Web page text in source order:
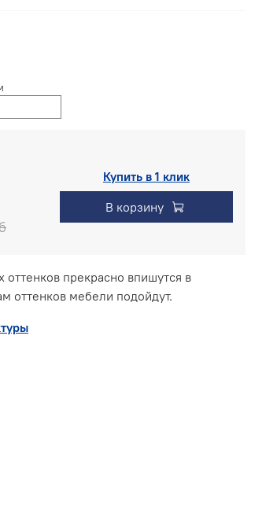
Купить в 1 клик
В корзину
прекрасно впишутся в
оттенков мебели подойдут.